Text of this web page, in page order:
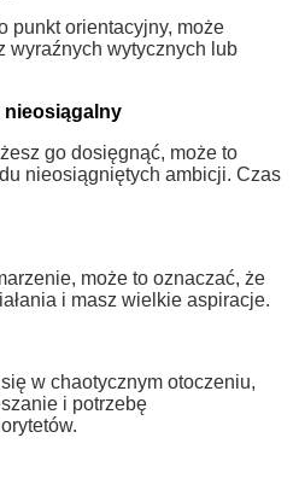
punkt orientacyjny, może
wyraźnych wytycznych lub
nieosiągalny
go dosięgnąć, może to
nieosiągniętych ambicji. Czas
może to oznaczać, że
i masz wielkie aspiracje.
w chaotycznym otoczeniu,
i potrzebę